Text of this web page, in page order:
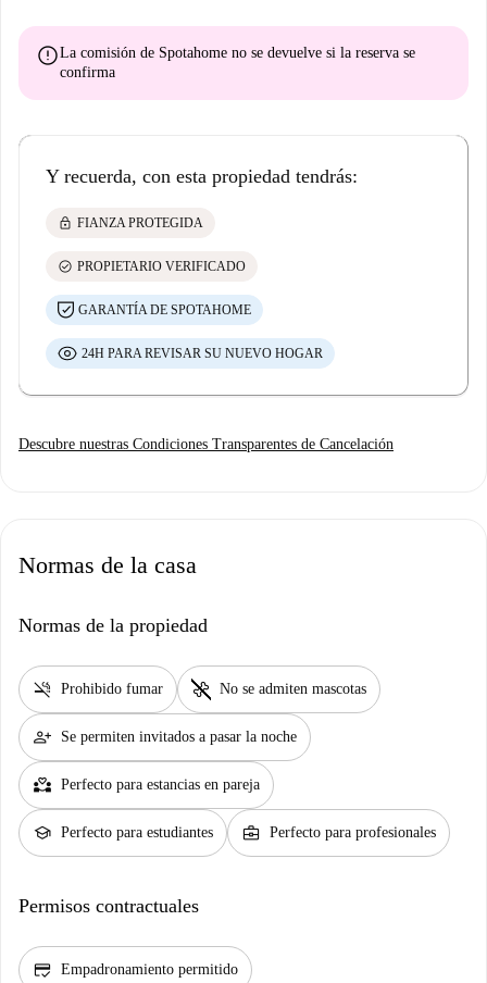
errorLa comisión de Spotahome no se devuelve si la reserva se
confirma
Y recuerda, con esta propiedad tendrás:
lock FIANZA PROTEGIDA
check_circle PROPIETARIO VERIFICADO
GARANTÍA DE SPOTAHOME
24H PARA REVISAR SU NUEVO HOGAR
Descubre nuestras Condiciones Transparentes de Cancelación
Normas de la casa
Normas de la propiedad
smoke_free Prohibido fumar pet_supplies No se admiten mascotas
person_add Se permiten invitados a pasar la noche
partner_heart Perfecto para estancias en pareja
school Perfecto para estudiantes business_center Perfecto para profesionales
Permisos contractuales
credit_score Empadronamiento permitido